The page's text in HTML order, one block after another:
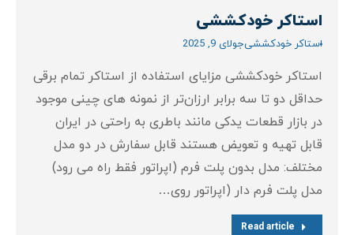
استاکر خودکششی
استاکر خودکششیجولای 9, 2025
استاکر خودکششی مزایای استفاده از استاکر تمام برقی
حداقل دو تا سه برابر ارزان‌تر از نمونه های چینی موجود
در بازار قطعات یدکی مانند باطری به راحتی در ایران
قابل تهیه و تعویض هستند قابل سفارش در دو مدل
مختلف: مدل بدون پلت فرم (اپراتور فقط راه می رود)
مدل پلت فرم دار (اپراتور روی…
Read article